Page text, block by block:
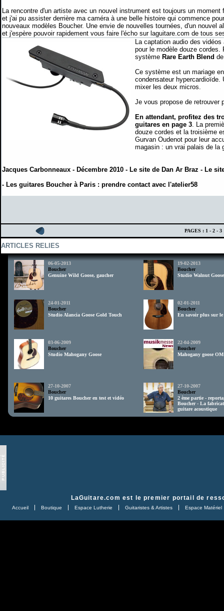
La rencontre d'un artiste avec un nouvel instrument est toujours un moment
et j'ai pu assister derrière ma caméra à une belle histoire qui commence
nouveaux modèles Boucher. Une envie de nouvelles tournées, d'un nouvel
et j'espère pouvoir rapidement vous faire l'écho sur laguitare.com de tous
La captation audio des
pour le modèle douze
système Rare Earth Blend
Ce système est un mariage
condensateur
mixer les deux micros.
Je vous propose de retrouver
En attendant, profitez des
guitares en page 3. La
douze cordes et la troisième
Gurvan Oudenot pour leur
magasin : un vrai palais de la
Jacques Carbonneaux - Décembre 2010 - Le site de Dan Ar Braz - Le
- Les guitares Boucher à Paris : prendre contact avec l'atelier58
PAGES : 1 - 2 - 3
ARTICLES RELIES
06-05-2013
Boucher
Genuine Wild Goose, gaucher
19-02-2013
Boucher
Studio Walnut Goose
24-01-2011
Boucher
Studio Alancia Goose Gold Touch
02-01-2011
Boucher
En savoir plus sur
03-06-2009
Boucher
Studio Mahogany Goose
22-04-2009
Boucher
Mahogany goose OM
27-10-2007
Boucher
10 guitares Boucher en test et vidéo
27-10-2007
Boucher
2 ème partie -
Boucher - La
guitare acoustique
LaGuitare.com est le premier portail de
Accueil Boutique Espace Lutherie Guitaristes & Artistes Espace Matériel